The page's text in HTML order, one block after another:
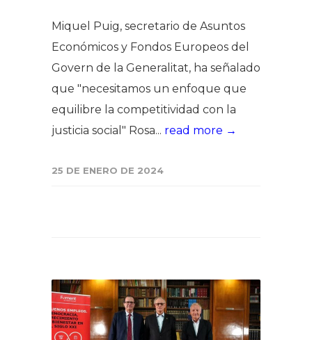
Miquel Puig, secretario de Asuntos
Económicos y Fondos Europeos del
Govern de la Generalitat, ha señalado
que "necesitamos un enfoque que
equilibre la competitividad con la
justicia social" Rosa... read more →
25 DE ENERO DE 2024